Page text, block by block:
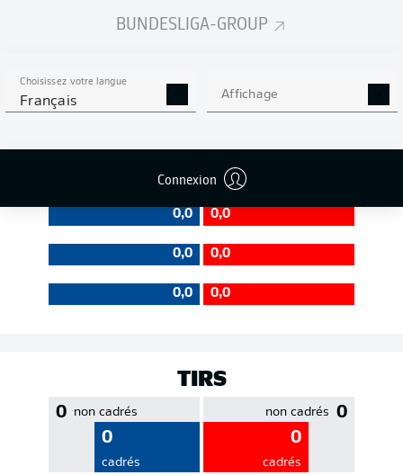
BUNDESLIGA-GROUP
Choisissez votre langue
Français Affichage
Connexion
0
0 % Précision 0 %
EFFICACITÉ DES PASSES
0,0 0,0
0,0 0,0
0,0 0,0
TIRS
0 non cadrés
0
cadrés
0
non cadrés
0
cadrés